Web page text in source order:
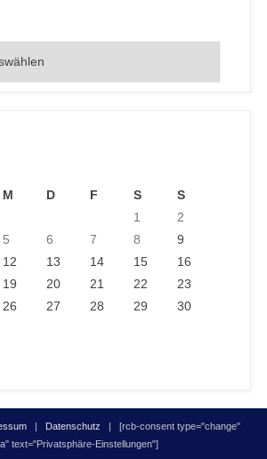
M D F S
S
1
2
5 6 7 8
9
12 13 14 15
16
19 20 21 22
23
26 27 28 29
30
| Datenschutz | [rcb-consent type="change"
text="Privatsphäre-Einstellungen"]